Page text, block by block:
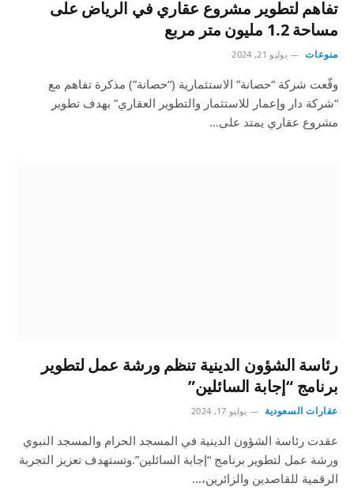
تفاهم لتطوير مشروع عقاري في الرياض على
مساحة 1.2 مليون متر مربع
منوعات يوليو 21, 2024
وقّعت شركة “حصانة” الاستثمارية (“حصانة”) مذكرة تفاهم مع
“شركة دار وإعمار للاستثمار والتطوير العقاري” بهدف تطوير
مشروع عقاري يمتد على…
رئاسة الشؤون الدينية تنظم ورشة عمل لتطوير
برنامج “إجابة السائلين”
عقارات السعودية يوليو 17, 2024
عقدت رئاسة الشؤون الدينية في المسجد الحرام والمسجد النبوي
ورشة عمل لتطوير برنامج “إجابة السائلين”.وتستهدف تعزيز التجربة
الرقمية للقاصدين والزائرين،…